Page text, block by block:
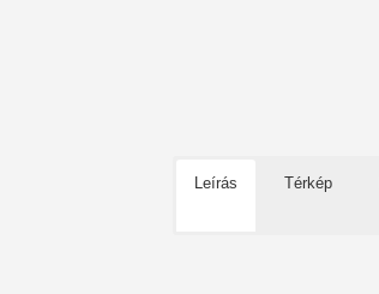
Leírás Térkép